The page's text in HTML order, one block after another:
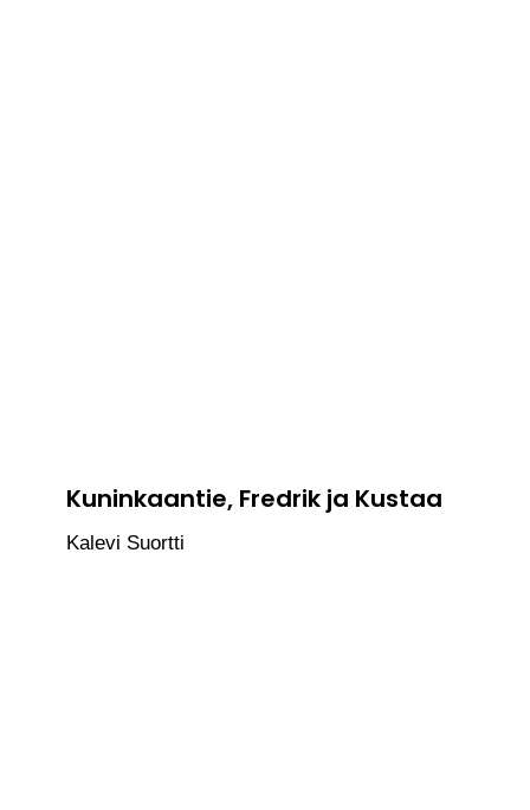
Kuninkaantie, Fredrik ja Kustaa
Kalevi Suortti